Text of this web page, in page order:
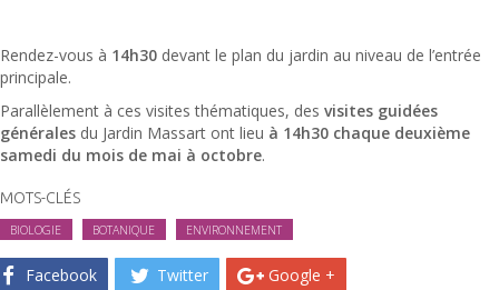
Rendez-vous à 14h30 devant le plan du jardin au niveau de l’entrée
principale.
Parallèlement à ces visites thématiques, des visites guidées
générales du Jardin Massart ont lieu à 14h30 chaque deuxième
samedi du mois de mai à octobre.
MOTS-CLÉS
BIOLOGIE BOTANIQUE ENVIRONNEMENT
Facebook Twitter Google +